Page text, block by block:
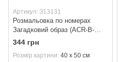
Артикул: 313131
Розмальовка по номерах
Загадковий образ (ACR-B-
504038-NC) ArtCraft 40 х 50 см
344 грн
Розмір картини 40 х 50 см